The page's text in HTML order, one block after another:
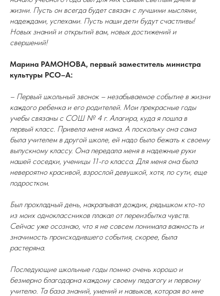
жизни. Пусть он всегда будет связан с лучшими мыслями,
надеждами, успехами. Пусть наши дети будут счастливы!
Новых знаний и открытий вам, новых достижений и
свершений!
Марина РАМОНОВА, первый заместитель министра
культуры РСО–А:
– Первый школьный звонок – незабываемое событие в жизни
каждого ребенка и его родителей. Мои прекрасные годы
учебы связаны с СОШ № 4 г. Алагира, куда я пошла в
первый класс. Привела меня мама. А поскольку она сама
была учителем в другой школе, ей надо было бежать к своему
выпускному классу. Она передала меня в надежные руки
нашей соседки, ученицы 11-го класса. Для меня она была
невероятно красивой, взрослой девушкой, хотя, по сути, еще
подростком.
Был прохладный день, накрапывал дождик, рядышком кто-то
из моих одноклассников плакал от переизбытка чувств.
Сейчас уже осознаю, что я не совсем понимала важность и
значимость происходившего события, скорее, была
растеряна.
Последующие школьные годы помню очень хорошо и
безмерно благодарна каждому своему педагогу и первому
учителю. Та база знаний, умений и навыков, которая во мне